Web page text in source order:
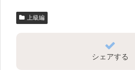
上級編
シェアする